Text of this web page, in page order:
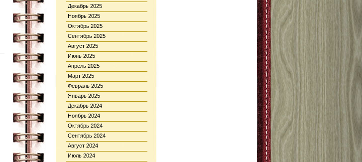
Декабрь 2025
Ноябрь 2025
Октябрь 2025
Сентябрь 2025
Август 2025
Июнь 2025
Апрель 2025
Март 2025
Февраль 2025
Январь 2025
Декабрь 2024
Ноябрь 2024
Октябрь 2024
Сентябрь 2024
Август 2024
Июль 2024